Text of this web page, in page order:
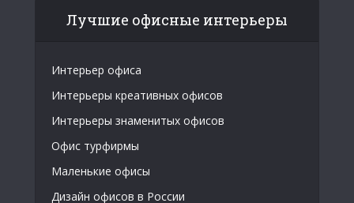
Лучшие офисные интерьеры
Интерьер офиса
Интерьеры креативных офисов
Интерьеры знаменитых офисов
Офис турфирмы
Маленькие офисы
Дизайн офисов в России